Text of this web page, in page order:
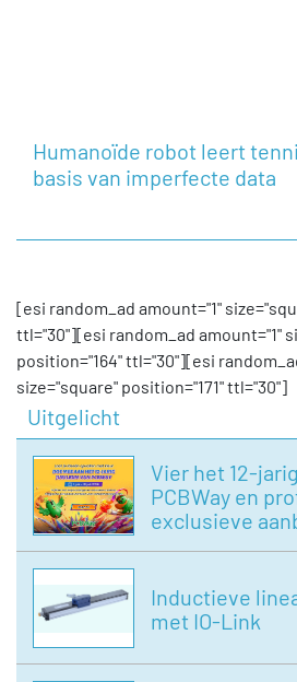
Humanoïde robot leert
basis van imperfecte data
[esi random_ad amount="1"
ttl="30"][esi random_ad amount="1"
position="164" ttl="30"][esi
size="square" position="171" ttl="30"]
Uitgelicht
Vier het 12-
PCBWay en
exclusieve
Inductieve
met IO-Link